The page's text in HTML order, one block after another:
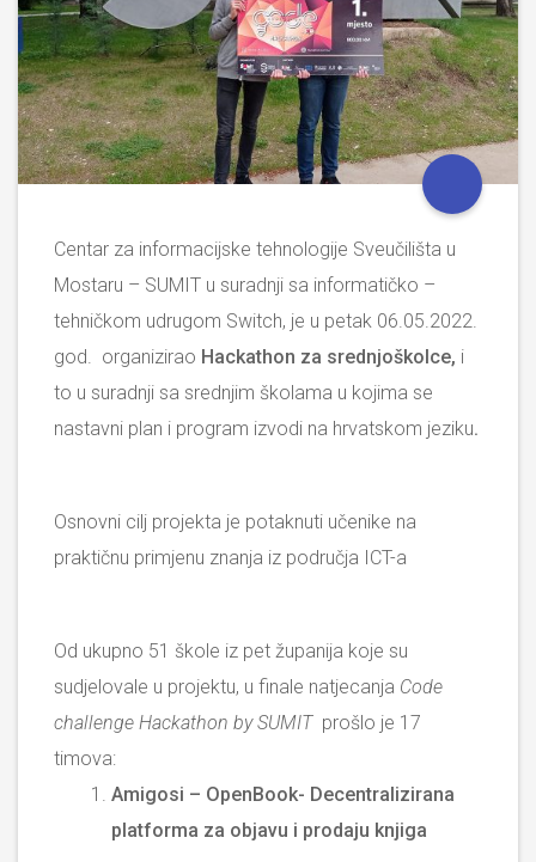
Centar za informacijske tehnologije Sveučilišta u
Mostaru – SUMIT u suradnji sa informatičko –
tehničkom udrugom Switch, je u petak 06.05.2022.
god. organizirao Hackathon za srednjoškolce, i
to u suradnji sa srednjim školama u kojima se
nastavni plan i program izvodi na hrvatskom jeziku.
Osnovni cilj projekta je potaknuti učenike na
praktičnu primjenu znanja iz područja ICT-a
Od ukupno 51 škole iz pet županija koje su
sudjelovale u projektu, u finale natjecanja Code
challenge Hackathon by SUMIT prošlo je 17
timova:
Amigosi – OpenBook- Decentralizirana
platforma za objavu i prodaju knjiga